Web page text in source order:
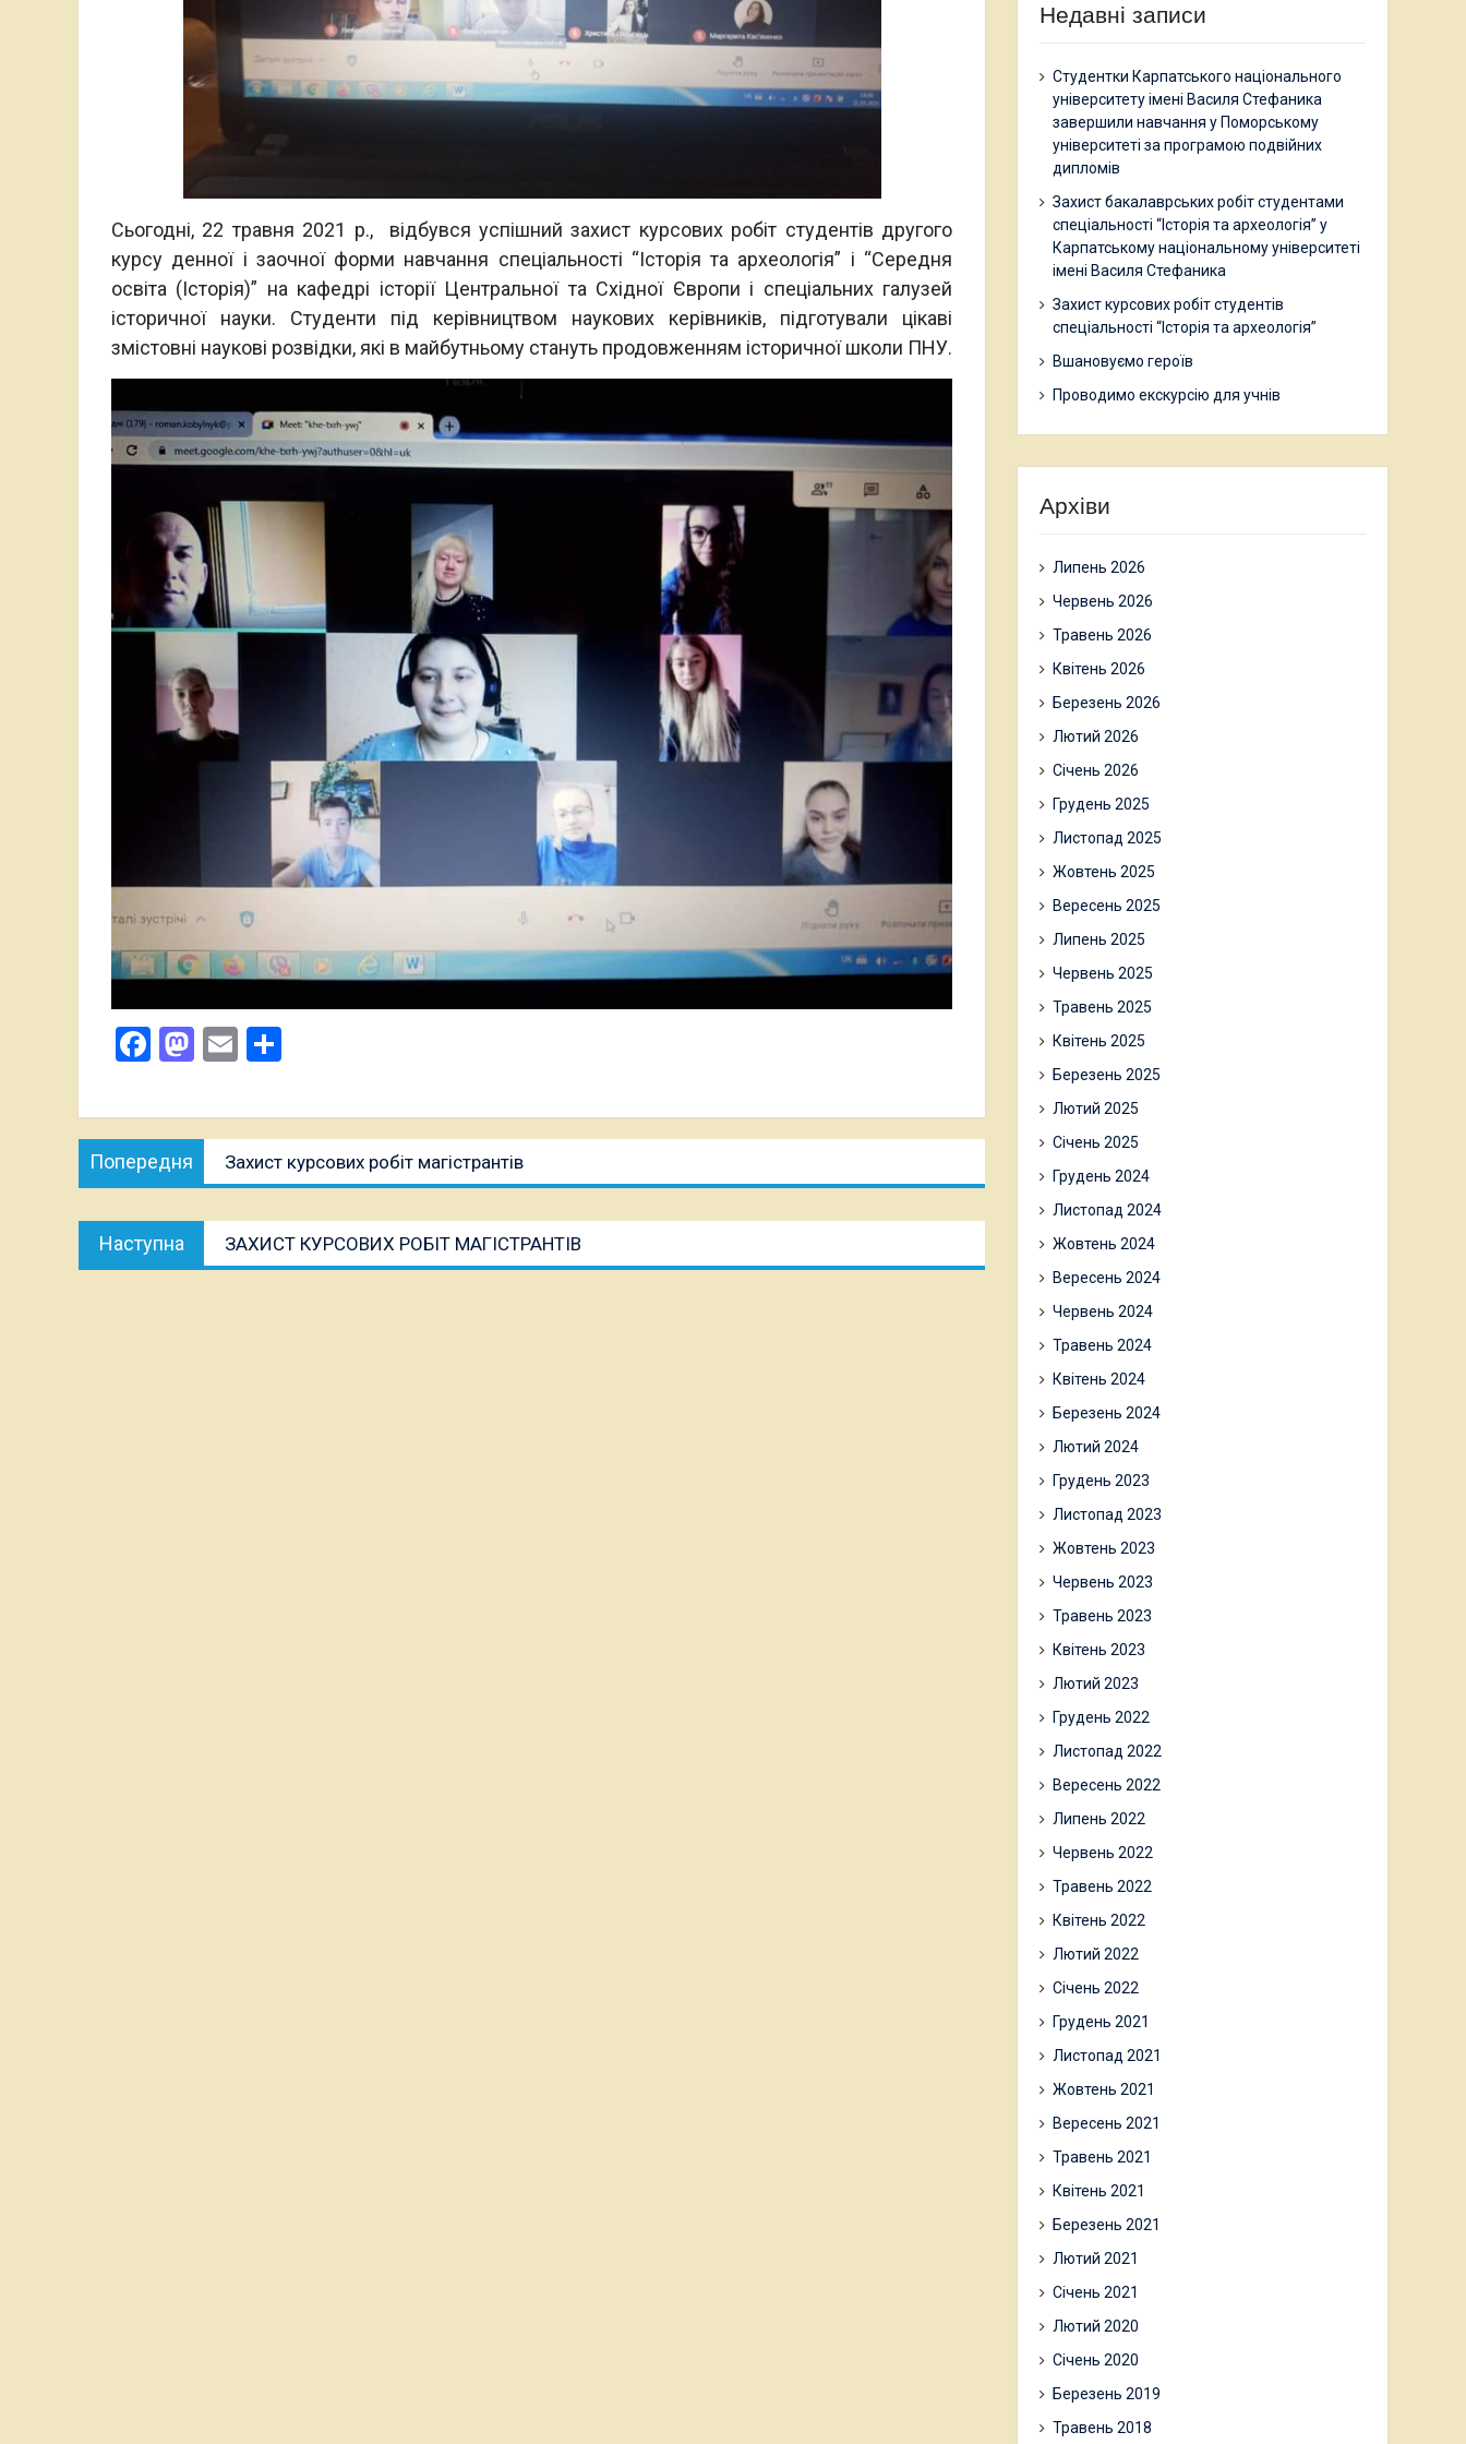
Сьогодні, 22 травня 2021 р., відбувся успішний захист курсових робіт студентів другого
курсу денної і заочної форми навчання спеціальності “Історія та археологія” і “Середня
освіта (Історія)” на кафедрі історії Центральної та Східної Європи і спеціальних галузей
історичної науки. Студенти під керівництвом наукових керівників, підготували цікаві
змістовні наукові розвідки, які в майбутньому стануть продовженням історичної школи ПНУ.
Facebook
Mastodon
Email
Навігація
записів
Попередня
публікація:
Захист курсових робіт магістрантів
Наступна
публікація:
ЗАХИСТ КУРСОВИХ РОБІТ МАГІСТРАНТІВ
Недавні записи
Студентки Карпатського національного
університету імені Василя Стефаника
завершили навчання у Поморському
університеті за програмою подвійних
дипломів
Захист бакалаврських робіт студентами
спеціальності “Історія та археологія” у
Карпатському національному університеті
імені Василя Стефаника
Захист курсових робіт студентів
спеціальності “Історія та археологія”
Вшановуємо героїв
Проводимо екскурсію для учнів
Архіви
Липень 2026
Червень 2026
Травень 2026
Квітень 2026
Березень 2026
Лютий 2026
Січень 2026
Грудень 2025
Листопад 2025
Жовтень 2025
Вересень 2025
Липень 2025
Червень 2025
Травень 2025
Квітень 2025
Березень 2025
Лютий 2025
Січень 2025
Грудень 2024
Листопад 2024
Жовтень 2024
Вересень 2024
Червень 2024
Травень 2024
Квітень 2024
Березень 2024
Лютий 2024
Грудень 2023
Листопад 2023
Жовтень 2023
Червень 2023
Травень 2023
Квітень 2023
Лютий 2023
Грудень 2022
Листопад 2022
Вересень 2022
Липень 2022
Червень 2022
Травень 2022
Квітень 2022
Лютий 2022
Січень 2022
Грудень 2021
Листопад 2021
Жовтень 2021
Вересень 2021
Травень 2021
Квітень 2021
Березень 2021
Лютий 2021
Січень 2021
Лютий 2020
Січень 2020
Березень 2019
Травень 2018